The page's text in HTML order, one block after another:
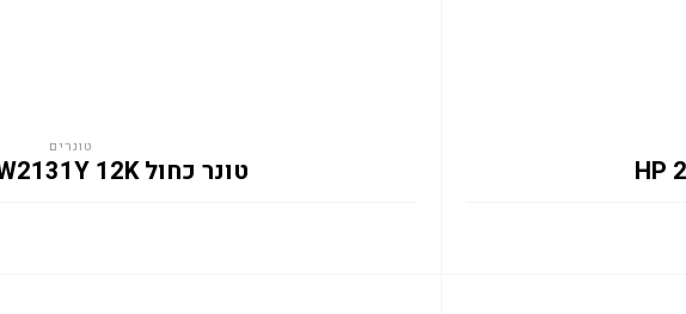
טונרים
טונר כחול HP 213Y W2131Y 12K